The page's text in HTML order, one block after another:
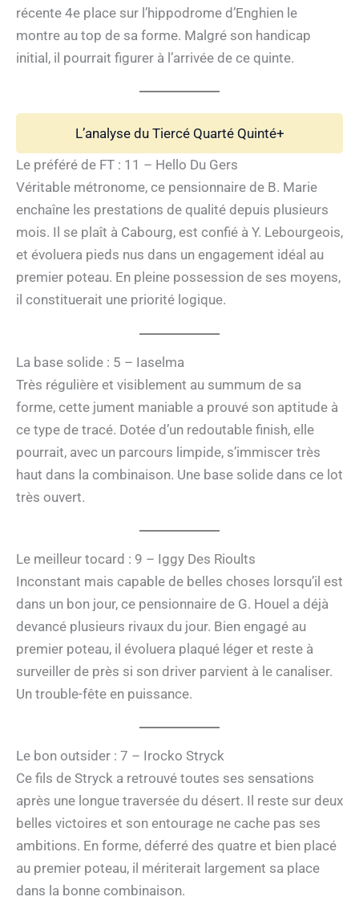
récente 4e place sur l’hippodrome d’Enghien le
montre au top de sa forme. Malgré son handicap
initial, il pourrait figurer à l’arrivée de ce quinte.
L’analyse du Tiercé Quarté Quinté+
Le préféré de FT : 11 – Hello Du Gers
Véritable métronome, ce pensionnaire de B. Marie
enchaîne les prestations de qualité depuis plusieurs
mois. Il se plaît à Cabourg, est confié à Y. Lebourgeois,
et évoluera pieds nus dans un engagement idéal au
premier poteau. En pleine possession de ses moyens,
il constituerait une priorité logique.
La base solide : 5 – Iaselma
Très régulière et visiblement au summum de sa
forme, cette jument maniable a prouvé son aptitude à
ce type de tracé. Dotée d’un redoutable finish, elle
pourrait, avec un parcours limpide, s’immiscer très
haut dans la combinaison. Une base solide dans ce lot
très ouvert.
Le meilleur tocard : 9 – Iggy Des Rioults
Inconstant mais capable de belles choses lorsqu’il est
dans un bon jour, ce pensionnaire de G. Houel a déjà
devancé plusieurs rivaux du jour. Bien engagé au
premier poteau, il évoluera plaqué léger et reste à
surveiller de près si son driver parvient à le canaliser.
Un trouble-fête en puissance.
Le bon outsider : 7 – Irocko Stryck
Ce fils de Stryck a retrouvé toutes ses sensations
après une longue traversée du désert. Il reste sur deux
belles victoires et son entourage ne cache pas ses
ambitions. En forme, déferré des quatre et bien placé
au premier poteau, il mériterait largement sa place
dans la bonne combinaison.